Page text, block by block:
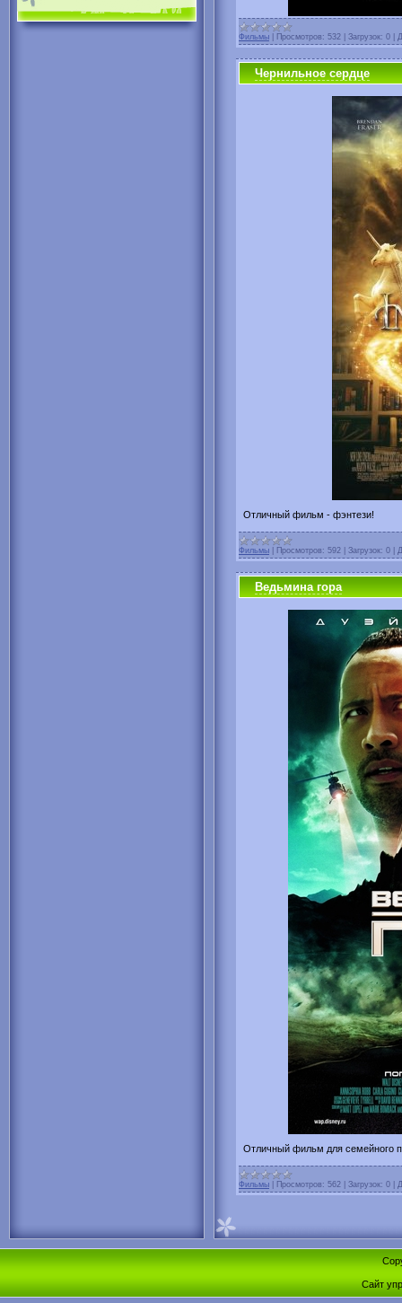
Фильмы Просмотров: 532 Загрузок: 0
Чернильное сердце
Отличный фильм - фэнтези!
Фильмы Просмотров: 592 Загрузок: 0
Ведьмина гора
Отличный фильм для семейного
Фильмы Просмотров: 562 Загрузок: 0
Сайт